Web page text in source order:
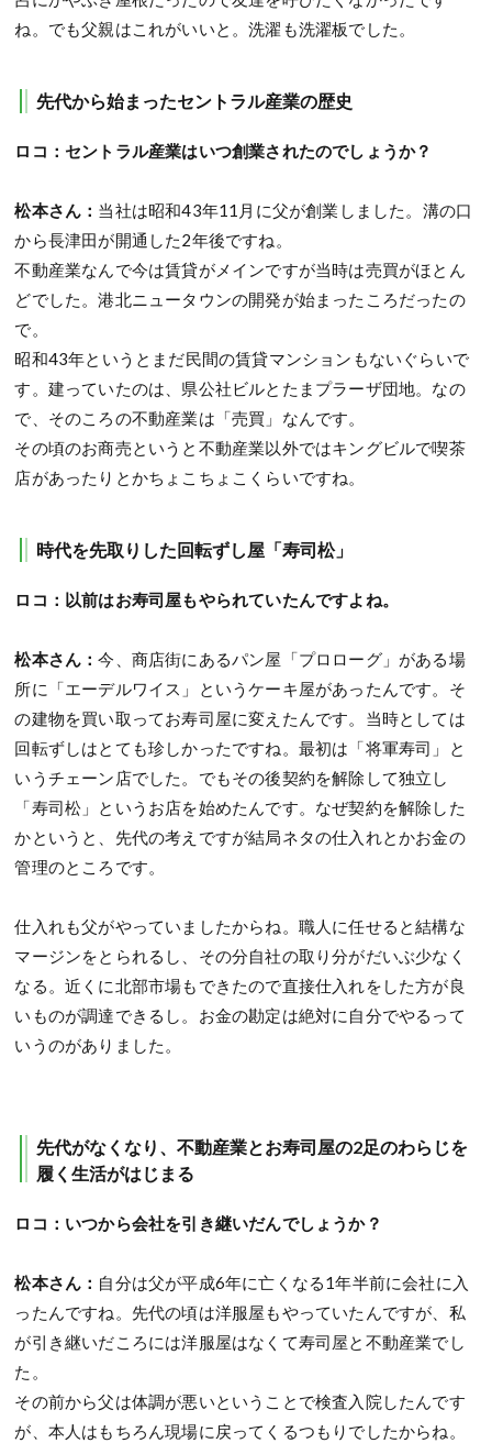
ね。でも父親はこれがいいと。洗濯も洗濯板でした。
先代から始まったセントラル産業の歴史
ロコ：セントラル産業はいつ創業されたのでしょうか？
松本さん： 当社は昭和43年11月に父が創業しました。溝の口
から長津田が開通した2年後ですね。
不動産業なんで今は賃貸がメインですが当時は売買がほとん
どでした。港北ニュータウンの開発が始まったころだったの
で。
昭和43年というとまだ民間の賃貸マンションもないぐらいで
す。建っていたのは、県公社ビルとたまプラーザ団地。なの
で、そのころの不動産業は「売買」なんです。
その頃のお商売というと不動産業以外ではキングビルで喫茶
店があったりとかちょこちょこくらいですね。
時代を先取りした回転ずし屋「寿司松」
ロコ：以前はお寿司屋もやられていたんですよね。
松本さん：今、商店街にあるパン屋「プロローグ」がある場
所に「エーデルワイス」というケーキ屋があったんです。そ
の建物を買い取ってお寿司屋に変えたんです。当時としては
回転ずしはとても珍しかったですね。最初は「将軍寿司」と
いうチェーン店でした。でもその後契約を解除して独立し
「寿司松」というお店を始めたんです。なぜ契約を解除した
かというと、先代の考えですが結局ネタの仕入れとかお金の
管理のところです。
仕入れも父がやっていましたからね。職人に任せると結構な
マージンをとられるし、その分自社の取り分がだいぶ少なく
なる。近くに北部市場もできたので直接仕入れをした方が良
いものが調達できるし。お金の勘定は絶対に自分でやるって
いうのがありました。
先代がなくなり、不動産業とお寿司屋の2足のわらじを
履く生活がはじまる
ロコ：いつから会社を引き継いだんでしょうか？
松本さん： 自分は父が平成6年に亡くなる1年半前に会社に入
ったんですね。先代の頃は洋服屋もやっていたんですが、私
が引き継いだころには洋服屋はなくて寿司屋と不動産業でし
た。
その前から父は体調が悪いということで検査入院したんです
が、本人はもちろん現場に戻ってくるつもりでしたからね。